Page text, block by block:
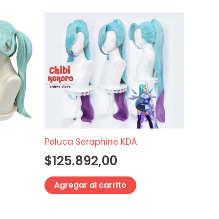
Peluca Seraphine KDA
$125.892,00
Agregar al carrito